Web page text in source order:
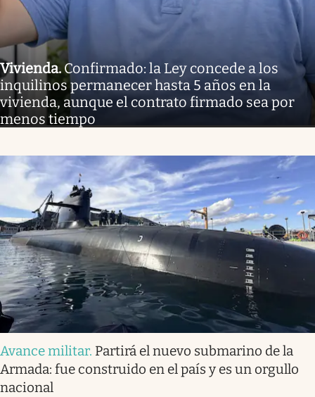
Vivienda.Confirmado: la Ley concede a los
inquilinos permanecer hasta 5 años en la
vivienda, aunque el contrato firmado sea por
menos tiempo
Avance militar. Partirá el nuevo submarino de la
Armada: fue construido en el país y es un orgullo
nacional